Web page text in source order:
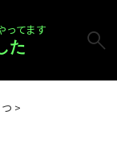
ってます
た
>